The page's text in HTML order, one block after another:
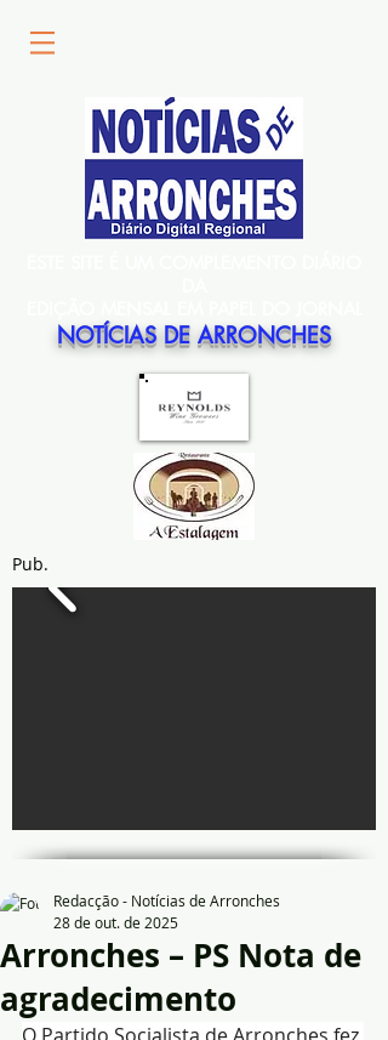
NOTÍCIAS DE ARRONCHES
Pub.
Arronches – PS Nota de
agradecimento
Redacção - Notícias de Arronches
28 de out. de 2025